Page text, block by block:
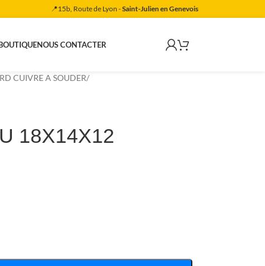
📍15b, Route de Lyon -Saint-Julien en Genevois
NOUS CONTACTER
CUIVRE A SOUDER/
18X14X12